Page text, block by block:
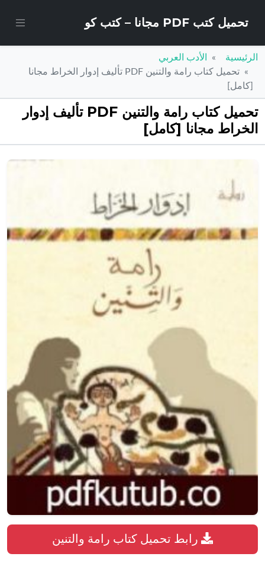
تحميل كتب PDF مجانا – كتب كو
الرئيسية
الأدب العربي
تحميل كتاب رامة والتنين PDF تأليف إدوار الخراط مجانا
[كامل]
تحميل كتاب رامة والتنين PDF تأليف إدوار
الخراط مجانا [كامل]